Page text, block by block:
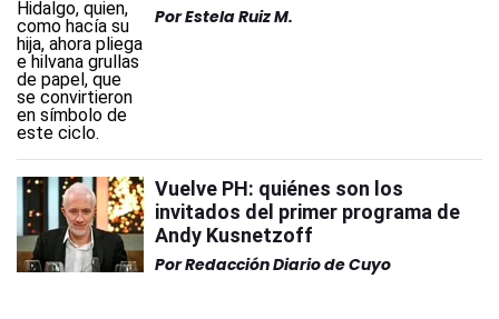
PorEstela Ruiz M.
Vuelve PH: quiénes son los
invitados del primer programa de
Andy Kusnetzoff
PorRedacción Diario de Cuyo